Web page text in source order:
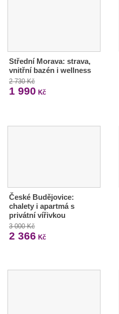
Střední Morava: strava,
vnitřní bazén i wellness
2 730 Kč
1 990 Kč
České Budějovice:
chalety i apartmá s
privátní vířivkou
3 000 Kč
2 366 Kč